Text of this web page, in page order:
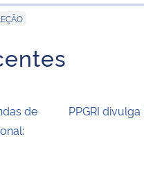
de
PPGRI